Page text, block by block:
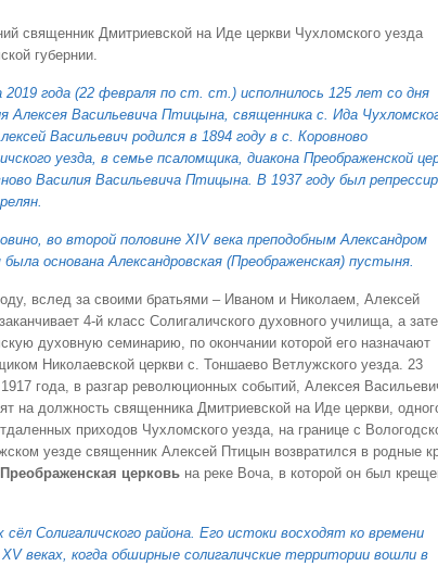
священник Дмитриевской на Иде церкви Чухломского уезда
губернии.
года (22 февраля по ст. ст.) исполнилось 125 лет со дня
Алексея Васильевича Птицына, священника с. Ида
Васильевич родился в 1894 году в с. Коровново
уезда, в семье псаломщика, диакона Преображенской
Василия Васильевича Птицына. В 1937 году был
во второй половине XIV века преподобным Александром
была основана Александровская (Преображенская) пустыня.
вслед за своими братьями – Иваном и Николаем, Алексей
4-й класс Солигаличского духовного училища, а
духовную семинарию, по окончании которой его назначают
Николаевской церкви с. Тоншаево Ветлужского уезда. 23
1917 года, в разгар революционных событий, Алексея
на должность священника Дмитриевской на Иде церкви,
приходов Чухломского уезда, на границе с
уезде священник Алексей Птицын возвратился в родные
Преображенская церковь на реке Воча, в которой он был
Солигаличского района. Его истоки восходят ко времени
веках, когда обширные солигаличские территории вошли в